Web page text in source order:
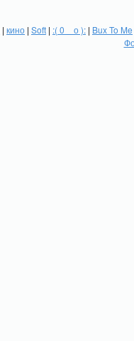
| кино | Soft | :( 0 _ о ): | Bux To Me